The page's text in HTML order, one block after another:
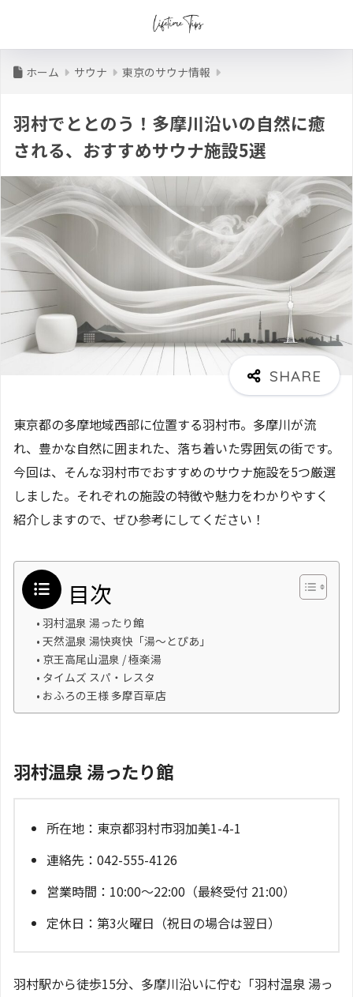
ホーム サウナ 東京のサウナ情報
羽村でととのう！多摩川沿いの自然に癒
される、おすすめサウナ施設5選
東京都の多摩地域西部に位置する羽村市。多摩川が流
れ、豊かな自然に囲まれた、落ち着いた雰囲気の街です。
今回は、そんな羽村市でおすすめのサウナ施設を5つ厳選
しました。それぞれの施設の特徴や魅力をわかりやすく
紹介しますので、ぜひ参考にしてください！
目次
羽村温泉 湯ったり館
天然温泉 湯快爽快「湯～とぴあ」
京王高尾山温泉 / 極楽湯
タイムズ スパ・レスタ
おふろの王様 多摩百草店
羽村温泉 湯ったり館
所在地：東京都羽村市羽加美1-4-1
連絡先：042-555-4126
営業時間：10:00～22:00（最終受付 21:00）
定休日：第3火曜日（祝日の場合は翌日）
羽村駅から徒歩15分、多摩川沿いに佇む「羽村温泉 湯っ